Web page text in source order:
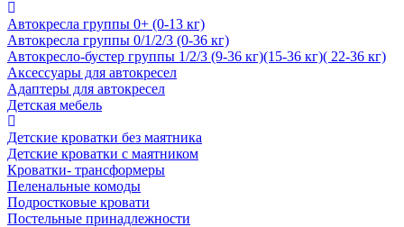
Автокресла группы 0+ (0-13 кг)
Автокресла группы 0/1/2/3 (0-36 кг)
Автокресло-бустер группы 1/2/3 (9-36 кг)(15-36 кг)( 22-36 кг)
Аксессуары для автокресел
Адаптеры для автокресел
Детская мебель
Детские кроватки без маятника
Детские кроватки с маятником
Кроватки- трансформеры
Пеленальные комоды
Подростковые кровати
Постельные принадлежности